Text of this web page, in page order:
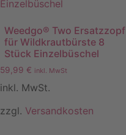
Weedgo® Two Ersatzzopf
für Wildkrautbürste 8
Stück Einzelbüschel
59,99 € inkl. MwSt
inkl. MwSt.
zzgl. Versandkosten